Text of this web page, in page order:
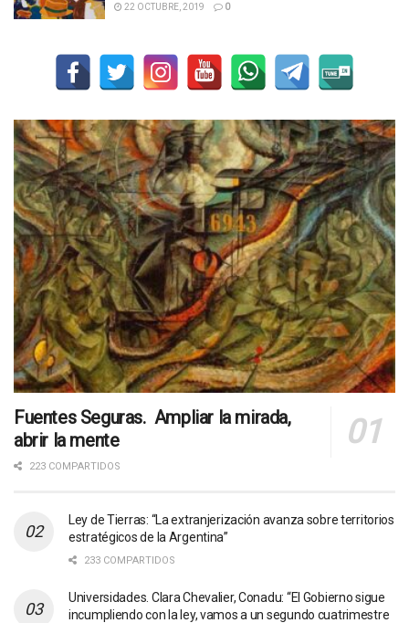
22 OCTUBRE, 2019 0
Fuentes Seguras. Ampliar la mirada,
abrir la mente
223 COMPARTIDOS
Ley de Tierras: “La extranjerización avanza sobre territorios
estratégicos de la Argentina”
233 COMPARTIDOS
Universidades. Clara Chevalier, Conadu: “El Gobierno sigue
incumpliendo con la ley, vamos a un segundo cuatrimestre